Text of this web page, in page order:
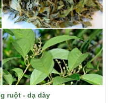
ruột - dạ dày